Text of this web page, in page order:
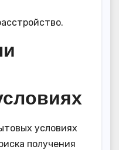
условиях
получения